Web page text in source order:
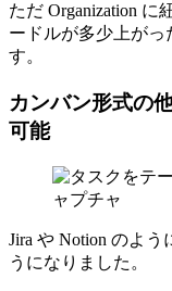
ただ Organization
ードルが多少上が
す。
カンバン形式の
可能
Jira や Notion のよ
うになりました。